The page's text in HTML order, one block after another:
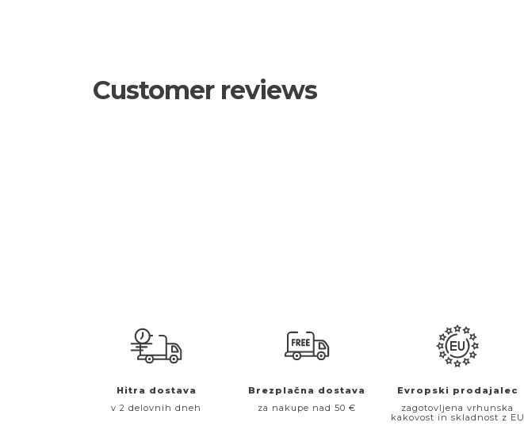
Customer reviews
Hitra dostava
v 2 delovnih dneh
Brezplačna dostava
za nakupe nad 50 €
Evropski prodajalec
zagotovljena vrhunska
kakovost in skladnost z EU